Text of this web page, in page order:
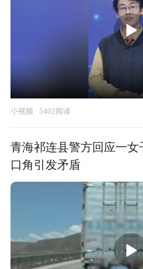
小视频 5402阅读
青海祁连县警方回应一女
口角引发矛盾